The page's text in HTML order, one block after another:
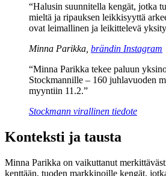
“Halusin suunnitella kengät, jotka
mieltä ja ripauksen leikkisyyttä
ovat leimallinen ja leikittelevä
Minna Parikka, brändin Instagram
“Minna Parikka tekee paluun
Stockmannille – 160 juhlavuoden
myyntiin 11.2.”
Stockmann virallinen tiedote
Konteksti ja tausta
Minna Parikka on vaikuttanut
kenttään, tuoden markkinoille kengät,